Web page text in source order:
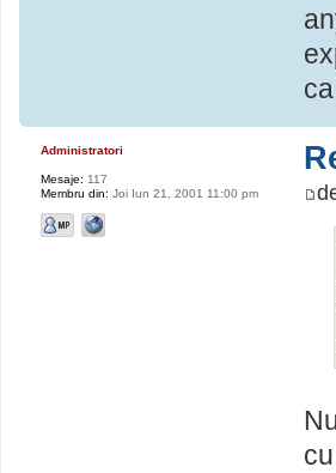
Administratori
Mesaje: 117
Membru din: Joi Iun 21, 2001 11:00 pm